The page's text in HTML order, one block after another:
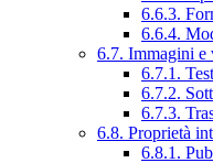
6.6.3.
6.6.4.
6.7. Immagini e
6.7.1.
6.7.2.
6.7.3.
6.8. Proprietà
6.8.1.